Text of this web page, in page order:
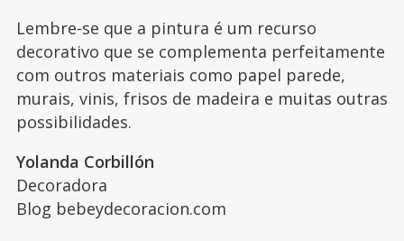
Lembre-se que a pintura é um recurso
decorativo que se complementa perfeitamente
com outros materiais como papel parede,
murais, vinis, frisos de madeira e muitas outras
possibilidades.
Yolanda Corbillón
Decoradora
Blog bebeydecoracion.com